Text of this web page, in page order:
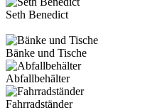
Seth Benedict
Bänke und Tische
Abfallbehälter
Fahrradständer